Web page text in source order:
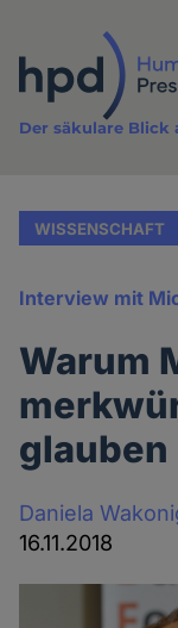
Inhalt
Der säkulare Blick
WISSENSCHAFT
Interview mit
Warum
glauben
Daniela
16.11.2018